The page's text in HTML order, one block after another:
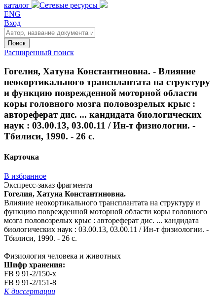
каталог
Сетевые ресурсы
ENG
Вход
Поиск
Расширенный поиск
Гогелия, Хатуна Константиновна. - Влияние
неокортикального трансплантата на структуру
и функцию поврежденной моторной области
коры головного мозга половозрелых крыс :
автореферат дис. ... кандидата биологических
наук : 03.00.13, 03.00.11 / Ин-т физиологии. -
Тбилиси, 1990. - 26 с.
Карточка
В избранное
Экспресс-заказ фрагмента
Гогелия, Хатуна Константиновна.
Влияние неокортикального трансплантата на структуру и
функцию поврежденной моторной области коры головного
мозга половозрелых крыс : автореферат дис. ... кандидата
биологических наук : 03.00.13, 03.00.11 / Ин-т физиологии. -
Тбилиси, 1990. - 26 с.
Физиология человека и животных
Шифр хранения:
FB 9 91-2/150-x
FB 9 91-2/151-8
К диссертации